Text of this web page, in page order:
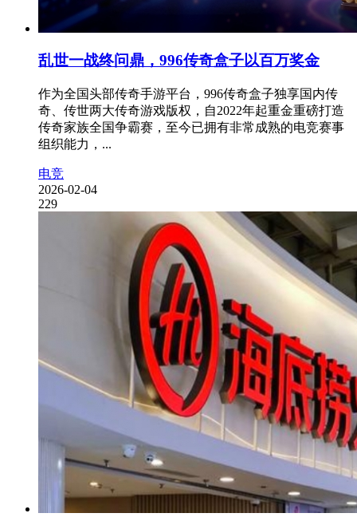
乱世一战终问鼎，996传奇盒子以百万奖金
作为全国头部传奇手游平台，996传奇盒子独享国内传
奇、传世两大传奇游戏版权，自2022年起重金重磅打造
传奇家族全国争霸赛，至今已拥有非常成熟的电竞赛事
组织能力，...
电竞
2026-02-04
229